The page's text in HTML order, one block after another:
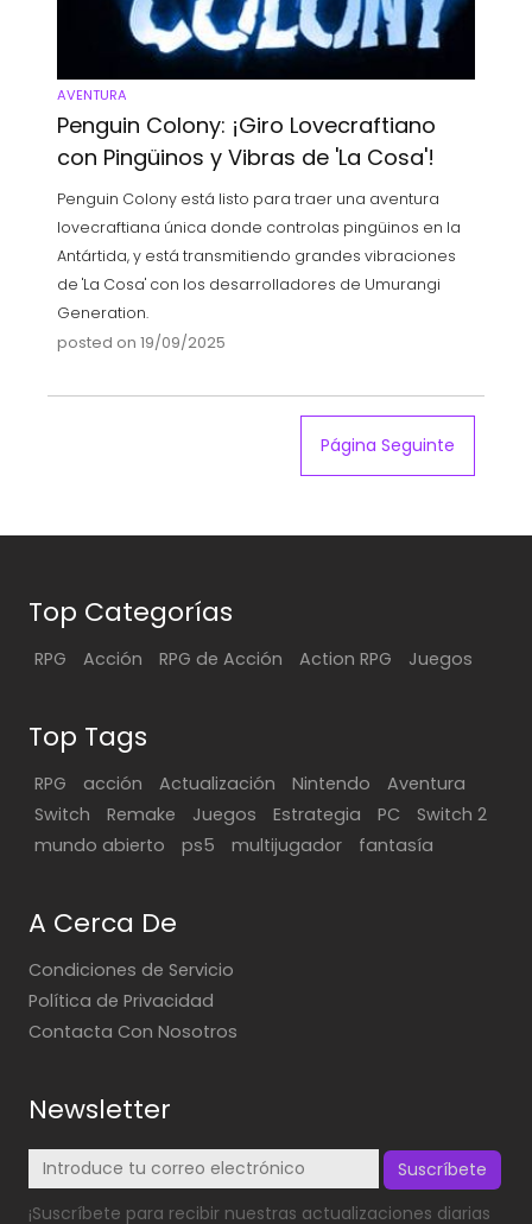
AVENTURA
Penguin Colony: ¡Giro Lovecraftiano
con Pingüinos y Vibras de 'La Cosa'!
Penguin Colony está listo para traer una aventura
lovecraftiana única donde controlas pingüinos en la
Antártida, y está transmitiendo grandes vibraciones
de 'La Cosa' con los desarrolladores de Umurangi
Generation.
posted on 19/09/2025
Página Seguinte
Top Categorías
RPG Acción RPG de Acción Action RPG Juegos
Top Tags
RPG acción Actualización Nintendo
Aventura
Switch
Remake Juegos Estrategia PC
Switch 2
mundo abierto
ps5 multijugador fantasía
A Cerca De
Condiciones de Servicio
Política de Privacidad
Contacta Con Nosotros
Newsletter
Suscríbete
¡Suscríbete para recibir nuestras actualizaciones diarias